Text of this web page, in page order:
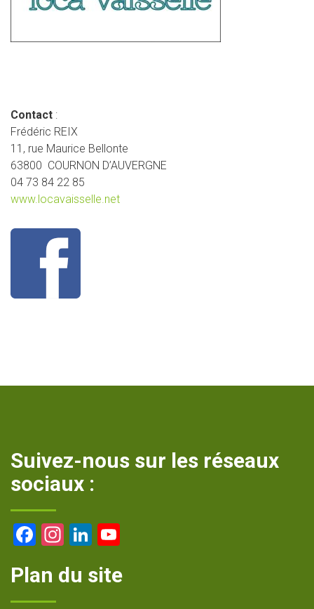
Contact :
Frédéric REIX
11, rue Maurice Bellonte
63800 COURNON D’AUVERGNE
04 73 84 22 85
www.locavaisselle.net
Suivez-nous sur les réseaux
sociaux :
Facebook
Instagram
LinkedIn
Plan du site